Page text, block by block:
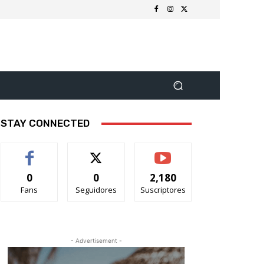
STAY CONNECTED
0
Fans
0
Seguidores
2,180
Suscriptores
- Advertisement -